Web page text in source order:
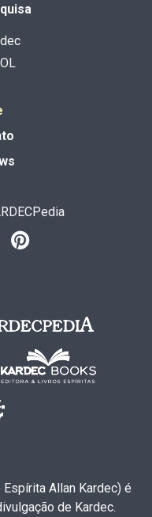
Allan Kardec) é
de Kardec.